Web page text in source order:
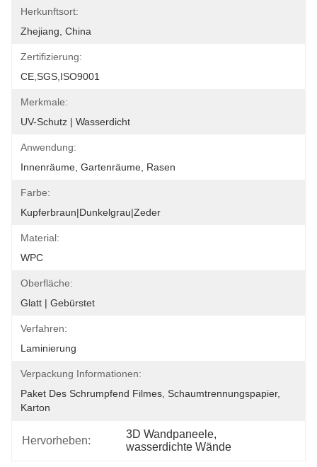
Herkunftsort:
Zhejiang, China
Zertifizierung:
CE,SGS,ISO9001
Merkmale:
UV-Schutz | Wasserdicht
Anwendung:
Innenräume, Gartenräume, Rasen
Farbe:
Kupferbraun|Dunkelgrau|Zeder
Material:
WPC
Oberfläche:
Glatt | Gebürstet
Verfahren:
Laminierung
Verpackung Informationen:
Paket Des Schrumpfend Filmes, Schaumtrennungspapier,
Karton
Hervorheben:
3D Wandpaneele,
wasserdichte Wände